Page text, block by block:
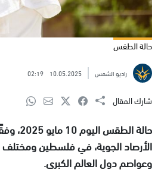
حالة الطقس
راديو الشمس 10.05.2025
02:19
شارك المقال
حالة
الأرصاد الجوية، في فلسطين ومختلف
وعواصم دول العالم الكبرى.